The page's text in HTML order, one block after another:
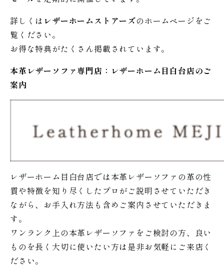
詳しくは レザーホームストアーズのホームページをご
覧ください。
お得な特典がたくさん掲載されています。
本革レザーソファ専門店：レザーホーム 目白台店のご
案内
レザーホーム目白台店では本革レザーソファの革の性
質や特徴を知り尽くしたプロがご説明させていただき
ながら、お手入れ方法も含めご案内させていただきま
す。
ワンランク上の本革レザーソファをご検討の方、良い
ものを長く大切に使いたい方は是非お気軽にご来店く
ださい。